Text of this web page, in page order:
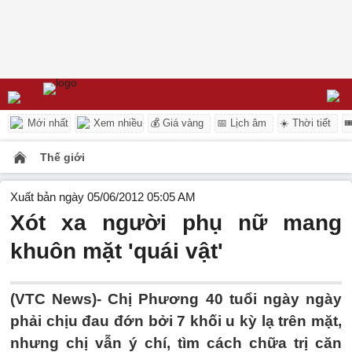
Mới nhất Xem nhiều 💰 Giá vàng 📅 Lịch âm ☀️ Thời tiết
Thế giới
Xuất bản ngày 05/06/2012 05:05 AM
Xót xa người phụ nữ mang
khuôn mặt 'quái vật'
(VTC News)- Chị Phương 40 tuổi ngày ngày
phải chịu đau đớn bởi 7 khối u kỳ lạ trên mặt,
nhưng chị vẫn ý chí, tìm cách chữa trị căn